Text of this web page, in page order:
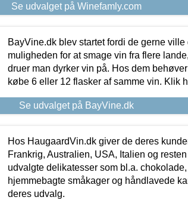
Se udvalget på Winefamly.com
BayVine.dk blev startet fordi de gerne
muligheden for at smage vin fra flere
druer man dyrker vin på. Hos dem
købe 6 eller 12 flasker af samme vin. Klik
Se udvalget på BayVine.dk
Hos HaugaardVin.dk giver de deres
Frankrig, Australien, USA, Italien og
udvalgte delikatesser som bl.a.
hjemmebagte småkager og håndlavede
deres udvalg.